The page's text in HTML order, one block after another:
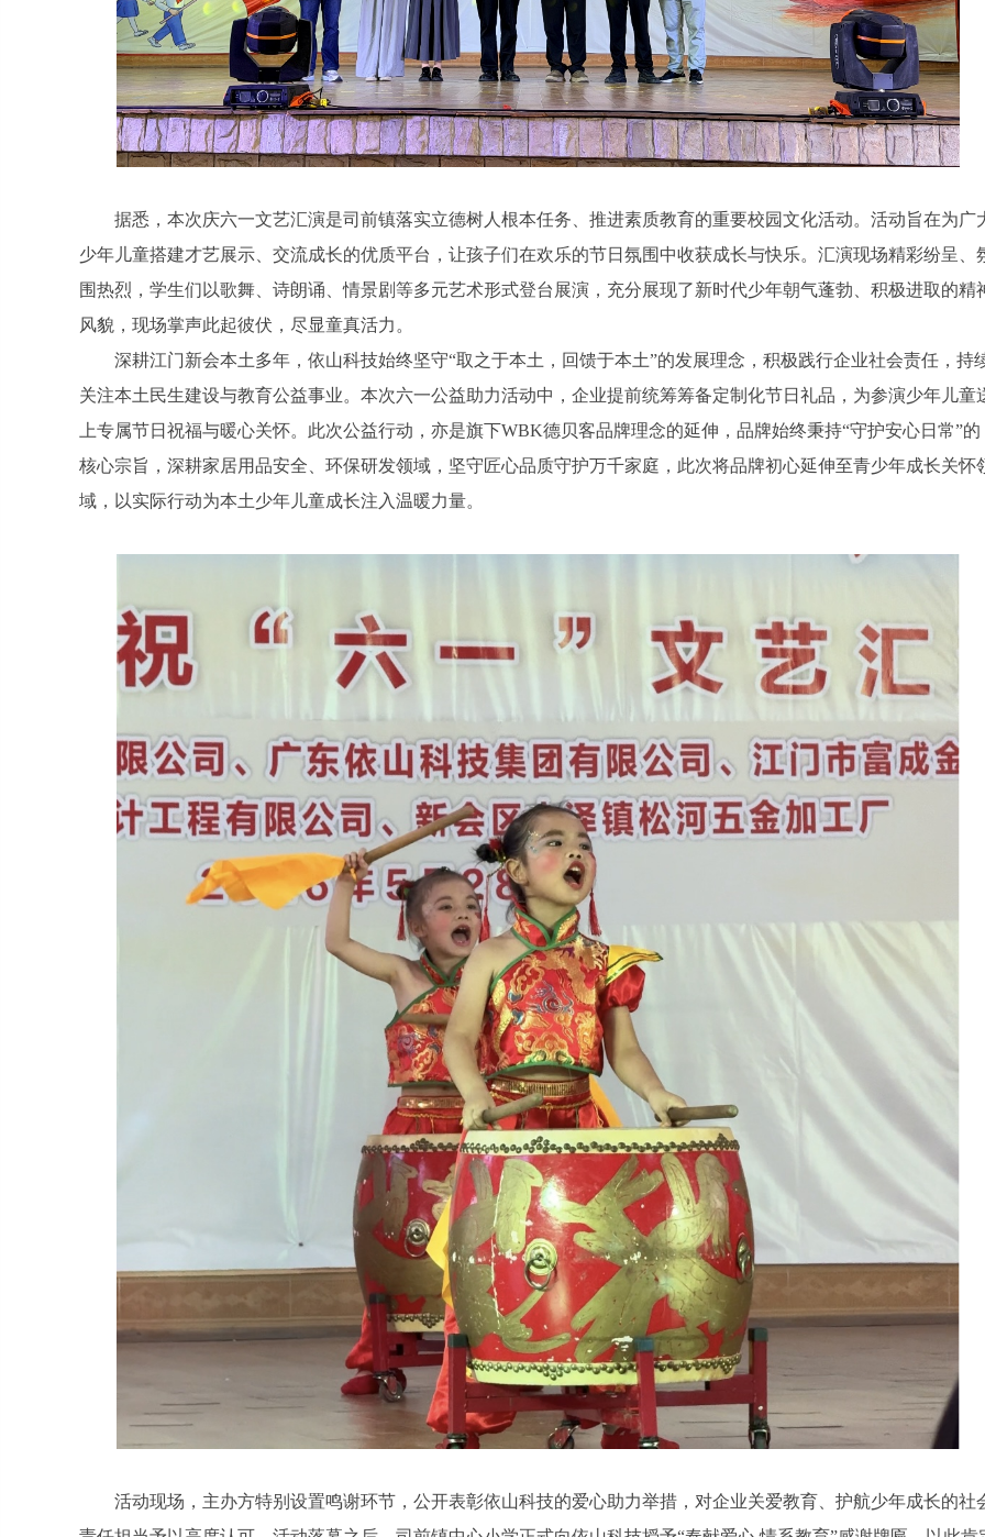
据悉，本次庆六一文艺汇演是司前镇落实立德树人根本任务、推进素质教育的重要校园文化活动。活动旨在为广
少年儿童搭建才艺展示、交流成长的优质平台，让孩子们在欢乐的节日氛围中收获成长与快乐。汇演现场精彩纷呈、
围热烈，学生们以歌舞、诗朗诵、情景剧等多元艺术形式登台展演，充分展现了新时代少年朝气蓬勃、积极进取的精
风貌，现场掌声此起彼伏，尽显童真活力。
深耕江门新会本土多年，依山科技始终坚守“取之于本土，回馈于本土”的发展理念，积极践行企业社会责任，持
关注本土民生建设与教育公益事业。本次六一公益助力活动中，企业提前统筹筹备定制化节日礼品，为参演少年儿童
上专属节日祝福与暖心关怀。此次公益行动，亦是旗下WBK德贝客品牌理念的延伸，品牌始终秉持“守护安心日常”的
核心宗旨，深耕家居用品安全、环保研发领域，坚守匠心品质守护万千家庭，此次将品牌初心延伸至青少年成长关怀
域，以实际行动为本土少年儿童成长注入温暖力量。
活动现场，主办方特别设置鸣谢环节，公开表彰依山科技的爱心助力举措，对企业关爱教育、护航少年成长的社